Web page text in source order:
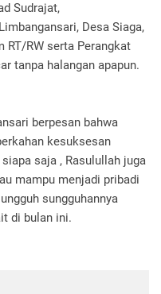
Sudrajat,
Desa Siaga,
RT/RW serta Perangkat
tanpa halangan apapun.
berpesan bahwa
kesuksesan
saja , Rasulullah juga
mampu menjadi pribadi
sungguhannya
di bulan ini.